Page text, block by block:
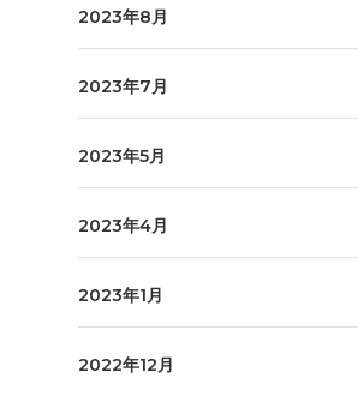
2023年8月
2023年7月
2023年5月
2023年4月
2023年1月
2022年12月